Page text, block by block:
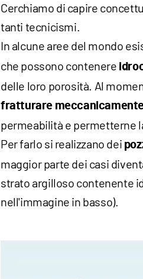
Cerchiamo di capire
tanti tecnicismi.
In alcune aree del mondo
che possono contenere
delle loro porosità. Al
fratturare
permeabilità e permetterne
Per farlo si realizzano dei
maggior parte dei casi
strato argilloso contenente
nell'immagine in basso).